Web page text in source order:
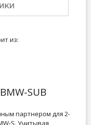
из:
SUB
партнером для 2-
S. Учитывая